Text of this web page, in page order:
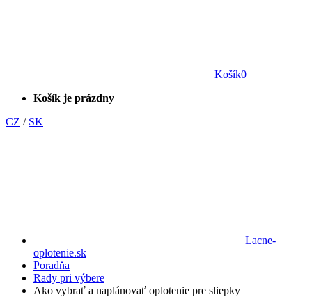
Košík0
Košík je prázdny
CZ / SK
Lacne-
oplotenie.sk
Poradňa
Rady pri výbere
Ako vybrať a naplánovať oplotenie pre sliepky